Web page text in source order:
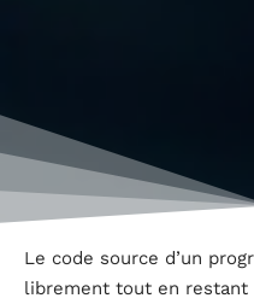
Le code source d’un
librement tout en restant